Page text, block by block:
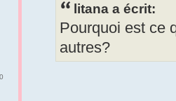
litana a écrit:
Pourquoi est ce
autres?